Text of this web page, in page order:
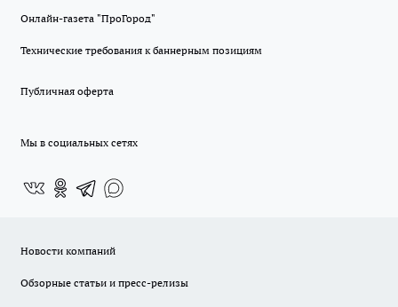
Онлайн-газета "ПроГород"
Технические требования к баннерным позициям
Публичная оферта
Мы в социальных сетях
Новости компаний
Обзорные статьи и пресс-релизы